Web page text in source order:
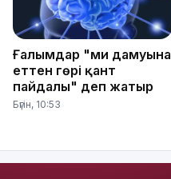
Ғалымдар "ми дамуына
еттен гөрі қант
пайдалы" деп жатыр
Бүгін, 10:53